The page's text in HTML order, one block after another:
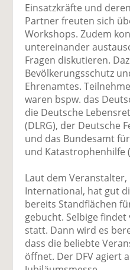
Einsatzkräfte und
Partner freuten sich
Workshops. Zudem
untereinander
Fragen diskutieren.
Bevölkerungsschutz
Ehrenamtes.
waren bspw. das
die Deutsche
(DLRG), der Deutsche
und das Bundesamt
und Katastrophenhilfe
Laut dem
International, hat gut
bereits Standflächen
gebucht. Selbige findet
statt. Dann wird es
dass die beliebte
öffnet. Der DFV agiert